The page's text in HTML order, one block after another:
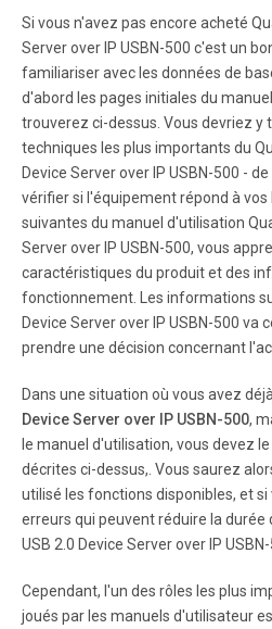
for the USB servers on the Network.
Manager Main window and Click on
shown below.
Page 7
It pops up the ‘Searching for
the USB device se rvers on the
The USB Device Server search is
should be unlocked in order to
Page 8
shown below. Key in the password in
“usbip” If the Authentication is
dialog appears. Now the Device
for various settings as given below.
Page 9
The Basic Settings page allows you
allows you to modify the US B
shown below. The Default IP
Si vous n'avez pas encore acheté
Server over IP USBN-500 c'est un
familiariser avec les données de
d'abord les pages initiales du
trouverez ci-dessus. Vous devriez y
techniques les plus importants du
Device Server over IP USBN-500 -
vérifier si l'équipement répond à vos
suivantes du manuel d'utilisation
Server over IP USBN-500, vous
caractéristiques du produit et des
fonctionnement. Les informations
Device Server over IP USBN-500 va
prendre une décision concernant
Dans une situation où vous avez
Device Server over IP USBN-500,
le manuel d'utilisation, vous devez
décrites ci-dessus,. Vous saurez
utilisé les fonctions disponibles, et
erreurs qui peuvent réduire la durée
USB 2.0 Device Server over IP USBN-
Cependant, l'un des rôles les plus
joués par les manuels d'utilisateur